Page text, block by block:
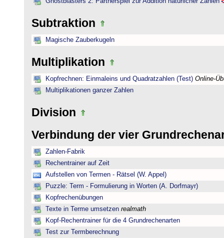
Subtraktion
Magische Zauberkugeln
Multiplikation
Kopfrechnen: Einmaleins und Quadratzahlen (Test) Online-
Multiplikationen ganzer Zahlen
Division
Verbindung der vier
Zahlen-Fabrik
Rechentrainer auf Zeit
Aufstellen von Termen - Rätsel (W. Appel)
Puzzle: Term - Formulierung in Worten (A. Dorfmayr)
Kopfrechenübungen
Texte in Terme umsetzen realmath
Kopf-Rechentrainer für die 4 Grundrechenarten
Test zur Termberechnung